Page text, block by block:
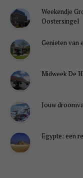
Weekendje
Oostersingel
Genieten van
Midweek De
Jouw
Egypte: een